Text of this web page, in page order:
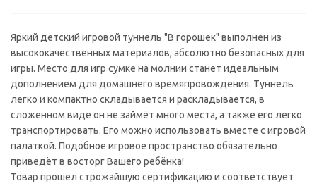
Яркий детский игровой туннель "В горошек" выполнен из
высококачественных материалов, абсолютно безопасных для
игры. Место для игр сумке на молнии станет идеальным
дополнением для домашнего времяпровождения. Туннель
легко и компактно складывается и раскладывается, в
сложенном виде он не займёт много места, а также его легко
транспортировать. Его можно использовать вместе с игровой
палаткой. Подобное игровое пространство обязательно
приведёт в восторг Вашего ребёнка!
Товар прошел строжайшую сертификацию и соответствует